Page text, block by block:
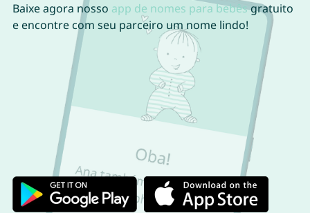
Baixe agora nosso app de nomes para bebêsgratuito
e encontre com seu parceiro um nome lindo!